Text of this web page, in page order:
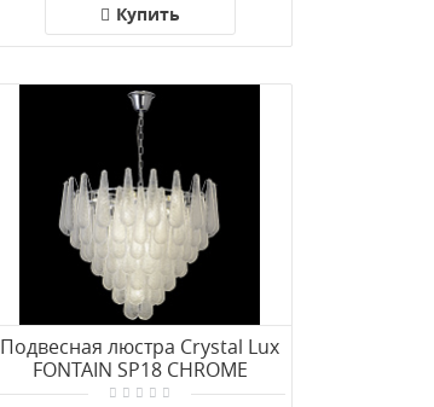
Купить
Подвесная люстра Crystal Lux
FONTAIN SP18 CHROME